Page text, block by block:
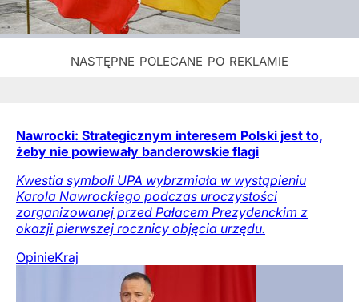
Nawrocki: Strategicznym interesem Polski jest to,
żeby nie powiewały banderowskie flagi
Kwestia symboli UPA wybrzmiała w wystąpieniu
Karola Nawrockiego podczas uroczystości
zorganizowanej przed Pałacem Prezydenckim z
okazji pierwszej rocznicy objęcia urzędu.
OpinieKraj